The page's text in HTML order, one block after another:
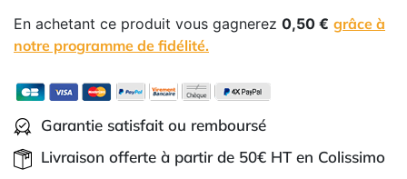
En achetant ce produit vous gagnerez 0,50 € grâce à
notre programme de fidélité.
Garantie satisfait ou remboursé
Livraison offerte à partir de 50€ HT en Colissimo